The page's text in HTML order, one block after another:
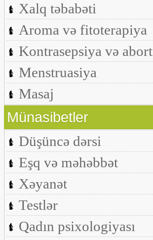
Xalq təbabəti
Aroma və fitoterapiya
Kontrasepsiya və abort
Menstruasiya
Masaj
Münasibetler
Düşüncə dərsi
Eşq və məhəbbət
Xəyanət
Testlər
Qadın psixologiyası